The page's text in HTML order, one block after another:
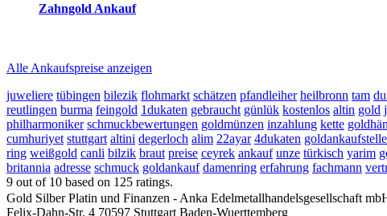
Zahngold Ankauf
Alle Ankaufspreise anzeigen
juweliere tübingen bilezik flohmarkt schätzen pfandleiher heilbronn tam
reutlingen burma feingold 1dukaten gebraucht günlük kostenlos altin gold
philharmoniker schmuckbewertungen goldmünzen inzahlung kette
cumhuriyet stuttgart altini degerloch alim 22ayar 4dukaten
ring weißgold canli bilzik braut preise ceyrek ankauf unze türkisch yarim
britannia adresse schmuck goldankauf damenring erfahrung fachmann
9 out of 10 based on 125 ratings.
Gold Silber Platin und Finanzen - Anka Edelmetallhandelsgesellschaft
Felix-Dahn-Str. 4 70597 Stuttgart Baden-Wuerttemberg